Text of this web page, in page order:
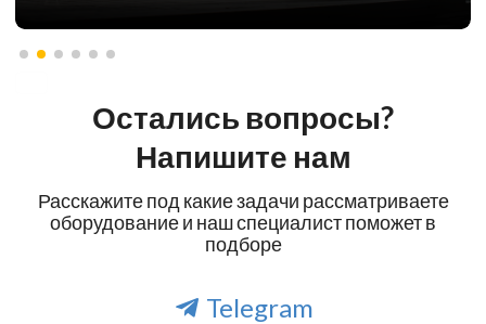
Остались вопросы?
Напишите нам
Расскажите под какие задачи рассматриваете
оборудование и наш специалист поможет в
подборе
Telegram